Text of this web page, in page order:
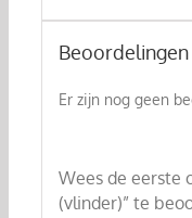
Beoordelingen
Er zijn nog geen
Wees de eerste
(vlinder)” te